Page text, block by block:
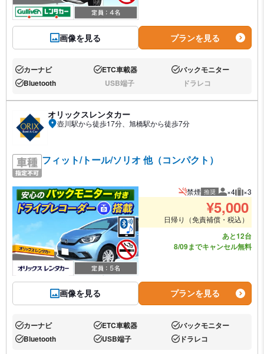
画像を見る プランを見る
あり:カーナビ あり:ETC車載器 あり:バックモニター
あり:Bluetooth なし:USB端子 なし:ドラレコ
オリックスレンタカー
壺川駅から徒歩17分、旭橋駅から徒歩7分
フィット/トール/ソリオ 他（コンパクト）
画像を見る
禁煙 推奨 推奨人数
×4 推奨
×3
¥5,000
日帰り（免責補償・税込）
あと12台
8/09までキャンセル無料
プランを見る
あり:カーナビ あり:ETC車載器 あり:バックモニター
あり:Bluetooth あり:USB端子 あり:ドラレコ